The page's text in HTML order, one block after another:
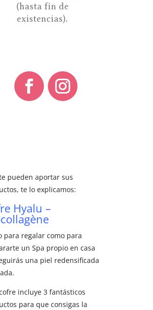
(hasta fin de
existencias).
pueden aportar sus
te lo explicamos:
Hyalu –
para regalar como para
un Spa propio en casa
una piel redensificada
incluye 3 fantásticos
para que consigas la